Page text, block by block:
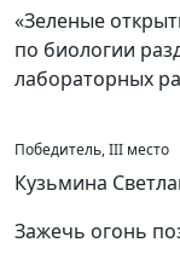
«Зеленые
по биологии
лабораторных
Победитель, III место
Кузьмина
Зажечь огонь